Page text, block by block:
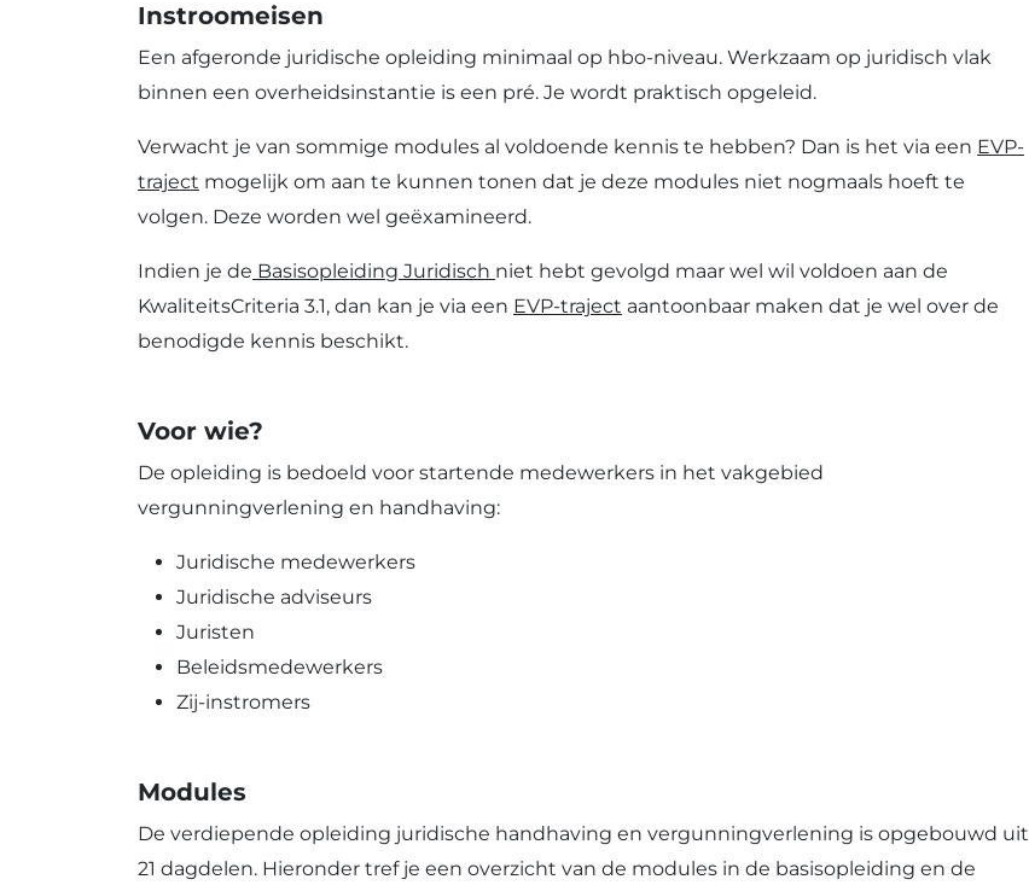
Instroomeisen
Een afgeronde juridische opleiding minimaal op hbo-niveau. Werkzaam op juridisch vlak
binnen een overheidsinstantie is een pré. Je wordt praktisch opgeleid.
Verwacht je van sommige modules al voldoende kennis te hebben? Dan is het via een EVP-
traject mogelijk om aan te kunnen tonen dat je deze modules niet nogmaals hoeft te
volgen. Deze worden wel geëxamineerd.
Indien je de Basisopleiding Juridisch niet hebt gevolgd maar wel wil voldoen aan de
KwaliteitsCriteria 3.1, dan kan je via een EVP-traject aantoonbaar maken dat je wel over de
benodigde kennis beschikt.
Voor wie?
De opleiding is bedoeld voor startende medewerkers in het vakgebied
vergunningverlening en handhaving:
Juridische medewerkers
Juridische adviseurs
Juristen
Beleidsmedewerkers
Zij-instromers
Modules
De verdiepende opleiding juridische handhaving en vergunningverlening is opgebouwd uit
21 dagdelen. Hieronder tref je een overzicht van de modules in de basisopleiding en de